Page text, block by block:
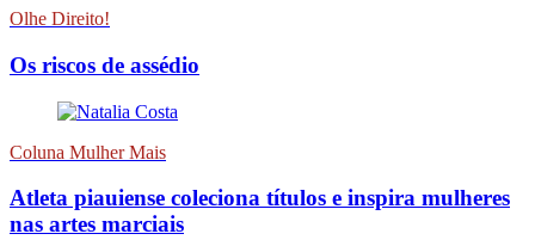
Olhe Direito!
Os riscos de assédio
Coluna Mulher Mais
Atleta piauiense coleciona títulos e inspira mulheres
nas artes marciais